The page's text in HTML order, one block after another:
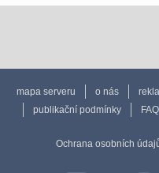
mapa serveru o nás
publikační podmínky
FAQ
Ochrana osobních